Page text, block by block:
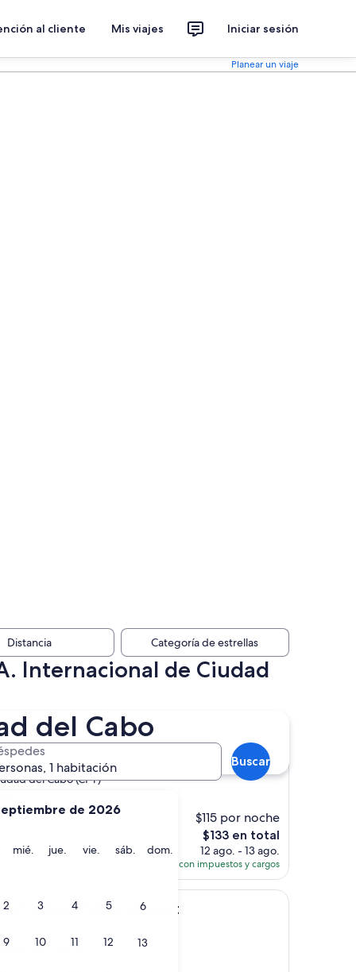
al cliente Mis viajes Iniciar sesión
Planear un viaje
del Cabo
de 2026
martes
mié. miércoles
jue. jueves
vie. viernes
sáb. sábado
dom. domingo
2 3 4 5 6
9 10 11 12 13
1 habitación
Buscar
Distancia Categoría de estrellas
Internacional de Ciudad
Airport
del Cabo (CPT)
$115 por noche
El
precio
actual
es
de
$133 en total
12 ago. - 13 ago.
Total con impuestos y cargos
International Airport
Airport
del Cabo (CPT)